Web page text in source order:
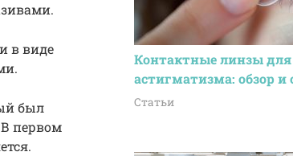
в виде
был
первом
Контактные линзы для
астигматизма: обзор и
Статьи